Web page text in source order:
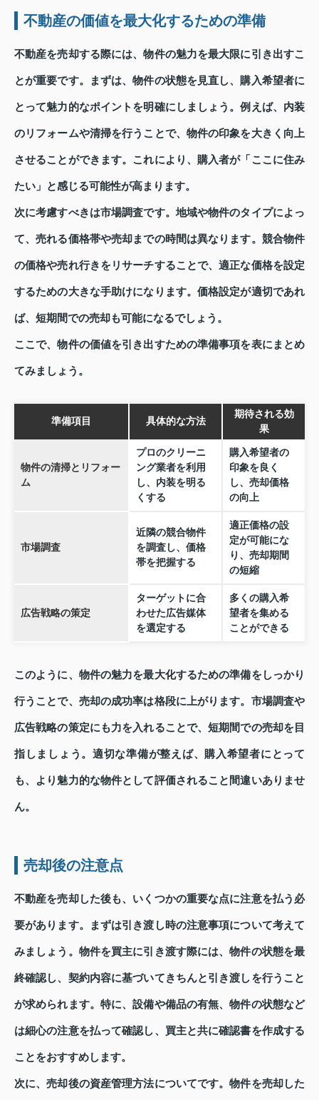
不動産の価値を最大化するための準備
不動産を売却する際には、物件の魅力を最大限に引き出すこ
とが重要です。まずは、物件の状態を見直し、購入希望者に
とって魅力的なポイントを明確にしましょう。例えば、内装
のリフォームや清掃を行うことで、物件の印象を大きく向上
させることができます。これにより、購入者が「ここに住み
たい」と感じる可能性が高まります。
次に考慮すべきは市場調査です。地域や物件のタイプによっ
て、売れる価格帯や売却までの時間は異なります。競合物件
の価格や売れ行きをリサーチすることで、適正な価格を設定
するための大きな手助けになります。価格設定が適切であれ
ば、短期間での売却も可能になるでしょう。
ここで、物件の価値を引き出すための準備事項を表にまとめ
てみましょう。
準備項目 具体的な方法
期待される効
果
物件の清掃とリフォー
ム
プロのクリーニ
ング業者を利用
し、内装を明る
くする
購入希望者の
印象を良く
し、売却価格
の向上
市場調査
近隣の競合物件
を調査し、価格
帯を把握する
適正価格の設
定が可能にな
り、売却期間
の短縮
広告戦略の策定
ターゲットに合
わせた広告媒体
を選定する
多くの購入希
望者を集める
ことができる
このように、物件の魅力を最大化するための準備をしっかり
行うことで、売却の成功率は格段に上がります。市場調査や
広告戦略の策定にも力を入れることで、短期間での売却を目
指しましょう。適切な準備が整えば、購入希望者にとって
も、より魅力的な物件として評価されること間違いありませ
ん。
売却後の注意点
不動産を売却した後も、いくつかの重要な点に注意を払う必
要があります。まずは引き渡し時の注意事項について考えて
みましょう。物件を買主に引き渡す際には、物件の状態を最
終確認し、契約内容に基づいてきちんと引き渡しを行うこと
が求められます。特に、設備や備品の有無、物件の状態など
は細心の注意を払って確認し、買主と共に確認書を作成する
ことをおすすめします。
次に、売却後の資産管理方法についてです。物件を売却した